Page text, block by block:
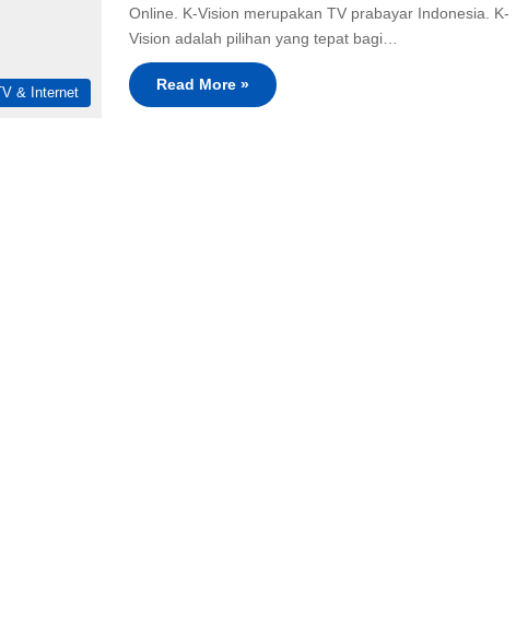
& Internet
Online. K-Vision merupakan TV prabayar Indonesia. K-
Vision adalah pilihan yang tepat bagi…
Read More »